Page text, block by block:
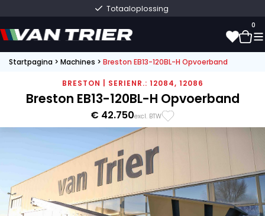
Totaaloplossing
0
Startpagina > Machines > Breston EB13-120BL-H Opvoerband
BRESTON | SERIENR.: 12084, 12086
Breston EB13-120BL-H Opvoerband
€ 42.750excl. BTW